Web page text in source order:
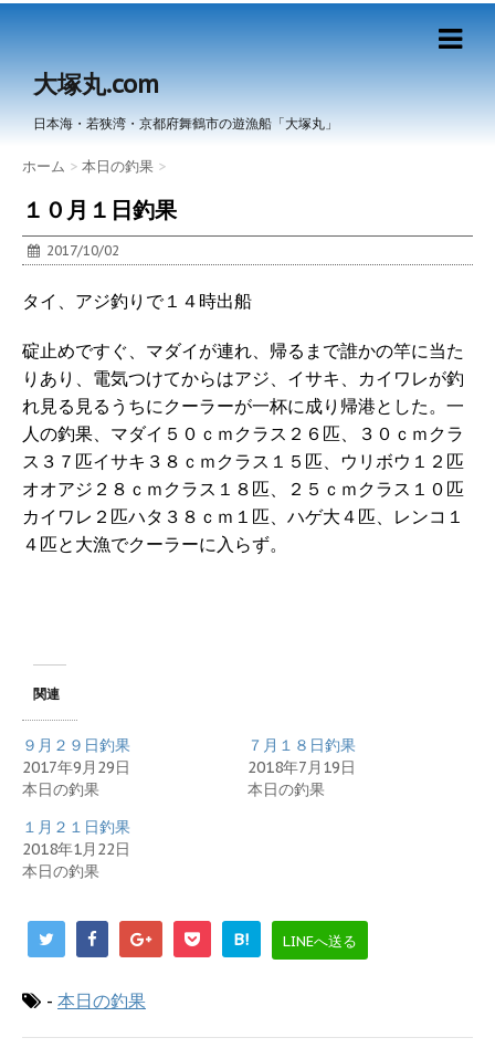
大塚丸.com
日本海・若狭湾・京都府舞鶴市の遊漁船「大塚丸」
ホーム > 本日の釣果 >
１０月１日釣果
2017/10/02
タイ、アジ釣りで１４時出船
碇止めですぐ、マダイが連れ、帰るまで誰かの竿に当た
りあり、電気つけてからはアジ、イサキ、カイワレが釣
れ見る見るうちにクーラーが一杯に成り帰港とした。一
人の釣果、マダイ５０ｃｍクラス２６匹、３０ｃｍクラ
ス３７匹イサキ３８ｃｍクラス１５匹、ウリボウ１２匹
オオアジ２８ｃｍクラス１８匹、２５ｃｍクラス１０匹
カイワレ２匹ハタ３８ｃｍ１匹、ハゲ大４匹、レンコ１
４匹と大漁でクーラーに入らず。
関連
９月２９日釣果
2017年9月29日
本日の釣果
７月１８日釣果
2018年7月19日
本日の釣果
１月２１日釣果
2018年1月22日
本日の釣果
B! LINEへ送る
- 本日の釣果